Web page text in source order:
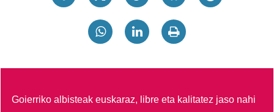
Goierriko albisteak euskaraz, libre eta kalitatez jaso nahi